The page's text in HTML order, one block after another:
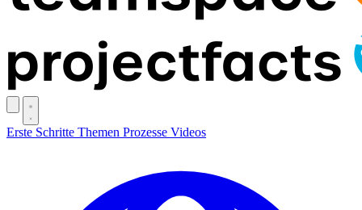
Erste Schritte Themen Prozesse Videos